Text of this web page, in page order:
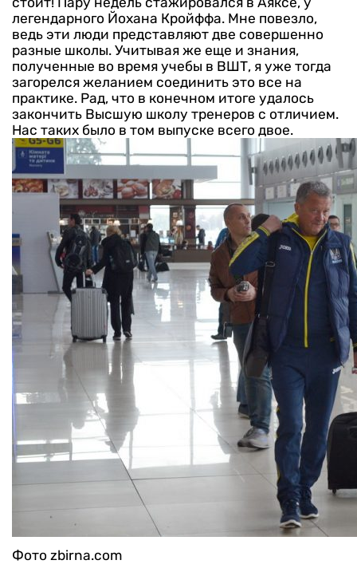
легендарного Йохана Кройффа. Мне повезло,
ведь эти люди пред­ставляют две совершенно
раз­ные школы. Учитывая же еще и знания,
полученные во время учебы в ВШТ, я уже тогда
заго­релся желанием соединить это все на
практике. Рад, что в ко­нечном итоге удалось
закончить Высшую школу тренеров с отличием.
Нас таких было в том вы­пуске всего двое.
Фото zbirna.com